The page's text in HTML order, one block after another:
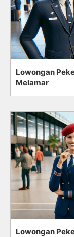
Lowongan
Melamar
Lowongan